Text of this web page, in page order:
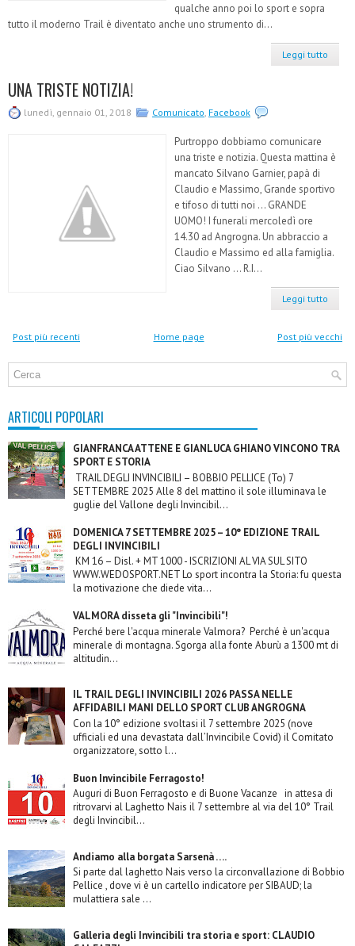
qualche anno poi lo sport e sopra
tutto il moderno Trail è diventato anche uno strumento di...
Leggi tutto
UNA TRISTE NOTIZIA!
lunedì, gennaio 01, 2018 Comunicato, Facebook
Purtroppo dobbiamo comunicare
una triste e notizia. Questa mattina è
mancato Silvano Garnier, papà di
Claudio e Massimo, Grande sportivo
e tifoso di tutti noi ... GRANDE
UOMO! I funerali mercoledì ore
14.30 ad Angrogna. Un abbraccio a
Claudio e Massimo ed alla famiglia.
Ciao Silvano ... R.I...
Leggi tutto
Post più recenti Post più vecchi
Home page
ARTICOLI POPOLARI
GIANFRANCA ATTENE E GIANLUCA GHIANO VINCONO TRA
SPORT E STORIA
TRAIL DEGLI INVINCIBILI – BOBBIO PELLICE (To) 7
SETTEMBRE 2025 Alle 8 del mattino il sole illuminava le
guglie del Vallone degli Invincibil...
DOMENICA 7 SETTEMBRE 2025 – 10° EDIZIONE TRAIL
DEGLI INVINCIBILI
KM 16 – Disl. + MT 1000 - ISCRIZIONI AL VIA SUL SITO
WWW.WEDOSPORT.NET Lo sport incontra la Storia: fu questa
la motivazione che diede vita...
VALMORA disseta gli "Invincibili"!
Perché bere l'acqua minerale Valmora? Perché è un'acqua
minerale di montagna. Sgorga alla fonte Aburù a 1300 mt di
altitudin...
IL TRAIL DEGLI INVINCIBILI 2026 PASSA NELLE
AFFIDABILI MANI DELLO SPORT CLUB ANGROGNA
Con la 10° edizione svoltasi il 7 settembre 2025 (nove
ufficiali ed una devastata dall’Invincibile Covid) il Comitato
organizzatore, sotto l...
Buon Invincibile Ferragosto!
Auguri di Buon Ferragosto e di Buone Vacanze in attesa di
ritrovarvi al Laghetto Nais il 7 settembre al via del 10° Trail
degli Invincibil...
Andiamo alla borgata Sarsenà ….
Si parte dal laghetto Nais verso la circonvallazione di Bobbio
Pellice , dove vi è un cartello indicatore per SIBAUD; la
mulattiera sale ...
Galleria degli Invincibili tra storia e sport: CLAUDIO